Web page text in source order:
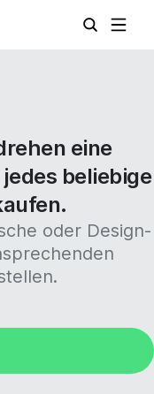
eine
beliebige
oder Design-